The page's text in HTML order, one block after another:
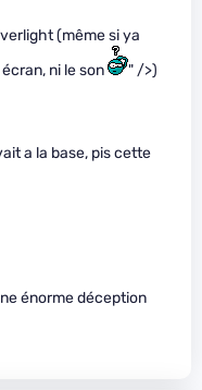
(même si ya
ni le son
" />)
a la base, pis cette
énorme déception